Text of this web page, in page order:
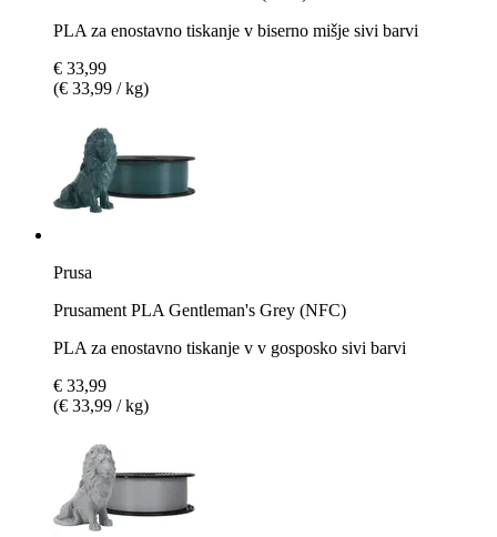
PLA za enostavno tiskanje v biserno mišje sivi barvi
€ 33,99
(€ 33,99 / kg)
Prusa
Prusament PLA Gentleman's Grey (NFC)
PLA za enostavno tiskanje v v gosposko sivi barvi
€ 33,99
(€ 33,99 / kg)